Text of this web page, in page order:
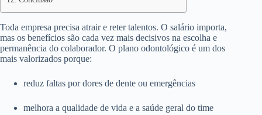
Toda empresa precisa atrair e reter talentos. O salário importa,
mas os benefícios são cada vez mais decisivos na escolha e
permanência do colaborador. O plano odontológico é um dos
mais valorizados porque:
reduz faltas por dores de dente ou emergências
melhora a qualidade de vida e a saúde geral do time